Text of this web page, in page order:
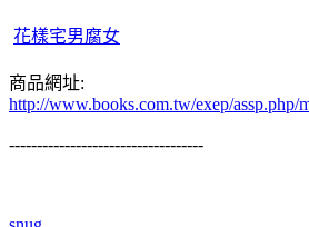
花樣宅男腐女
商品網址:
http://www.books.com.tw/exep/assp.php/
-----------------------------------